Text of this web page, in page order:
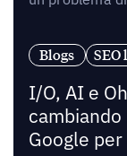
Blogs SEO
I/O, AI e
Google